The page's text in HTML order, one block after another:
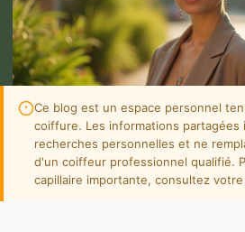
Ce blog est un espace personnel
coiffure. Les informations partagées
recherches personnelles et ne
d'un coiffeur professionnel qualifié.
capillaire importante, consultez